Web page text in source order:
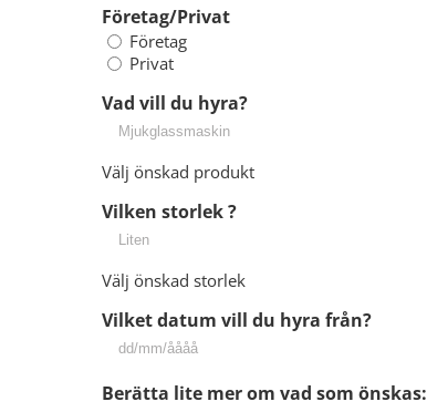
Företag/Privat
Företag
Privat
Vad vill du hyra?
Välj önskad produkt
Vilken storlek ?
Välj önskad storlek
Vilket datum vill du hyra från?
DD
MM
Berätta lite mer om vad som önskas: